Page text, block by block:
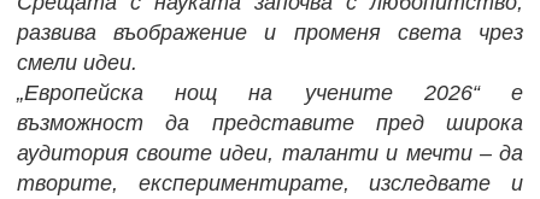
развива въображение и променя света чрез
смели идеи.
„Европейска нощ на учените 2026“ е
възможност да представите пред широка
аудитория своите идеи, таланти и мечти – да
творите, експериментирате, изследвате и